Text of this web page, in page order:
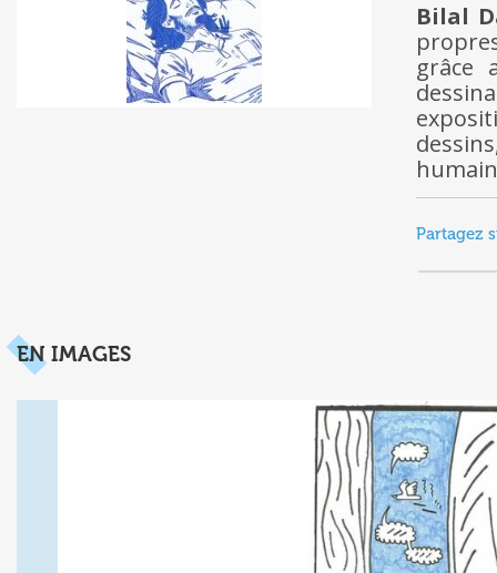
Bilal
grâce
Partagez
EN IMAGES